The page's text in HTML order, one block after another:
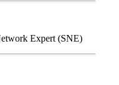
Expert (SNE)